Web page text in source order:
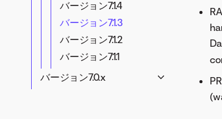
V9.0.4
バージョン8.0.29
バージョン8.0.28
バージョン8.0.27
バージョン8.0.26
バージョン8.0.25
バージョン7.2.6
バージョン7.2.5
バージョン7.2.3
バージョン7.1.4
バージョン7.1.3
バージョン7.1.2
バージョン7.1.1
バージョン7.0.x